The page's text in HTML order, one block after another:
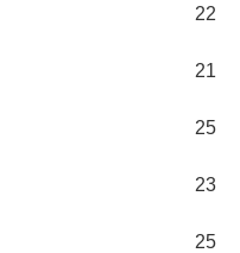
22
21
25
23
25